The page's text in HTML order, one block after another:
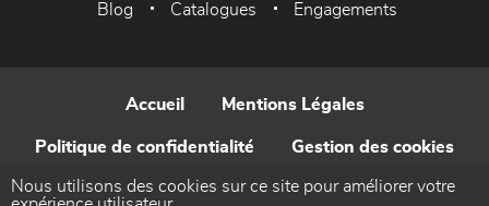
Blog Catalogues Engagements
Accueil Mentions Légales
Politique de confidentialité Gestion des cookies
Contact
Nous utilisons des cookies sur ce site pour améliorer votre